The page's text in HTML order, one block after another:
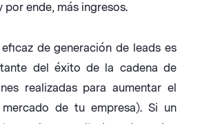
por ende, más ingresos.
de generación de leads es
del éxito de la cadena de
realizadas para aumentar el
de tu empresa). Si un